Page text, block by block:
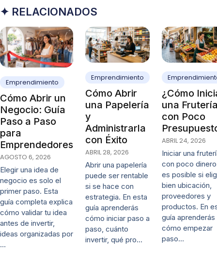
✦ RELACIONADOS
Emprendimiento
Cómo Abrir un
Negocio: Guía
Paso a Paso
para
Emprendedores
AGOSTO 6, 2026
Elegir una idea de
negocio es solo el
primer paso. Esta
guía completa explica
cómo validar tu idea
antes de invertir,
ideas organizadas por
…
Emprendimiento
Cómo Abrir
una Papelería
y
Administrarla
con Éxito
ABRIL 28, 2026
Abrir una papelería
puede ser rentable
si se hace con
estrategia. En esta
guía aprenderás
cómo iniciar paso a
paso, cuánto
invertir, qué pro…
¿Cómo
una
con Poco
ABRIL 24, 2026
Iniciar una
con poco dinero
es posible si
bien ubicación,
proveedores y
productos. En
guía aprenderás
cómo empezar
paso…